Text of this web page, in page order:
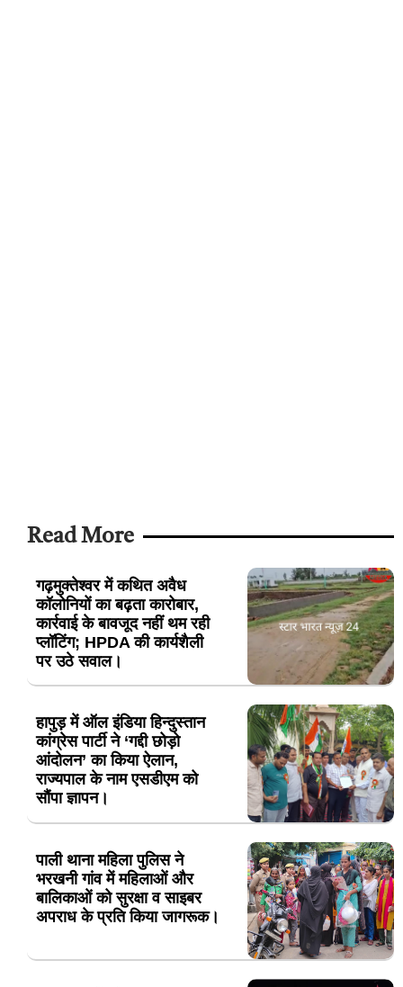
Read More
गढ़मुक्तेश्वर में कथित अवैध
कॉलोनियों का बढ़ता कारोबार,
कार्रवाई के बावजूद नहीं थम रही
प्लॉटिंग; HPDA की कार्यशैली
पर उठे सवाल।
हापुड़ में ऑल इंडिया हिन्दुस्तान
कांग्रेस पार्टी ने ‘गद्दी छोड़ो
आंदोलन’ का किया ऐलान,
राज्यपाल के नाम एसडीएम को
सौंपा ज्ञापन।
पाली थाना महिला पुलिस ने
भरखनी गांव में महिलाओं और
बालिकाओं को सुरक्षा व साइबर
अपराध के प्रति किया जागरूक।